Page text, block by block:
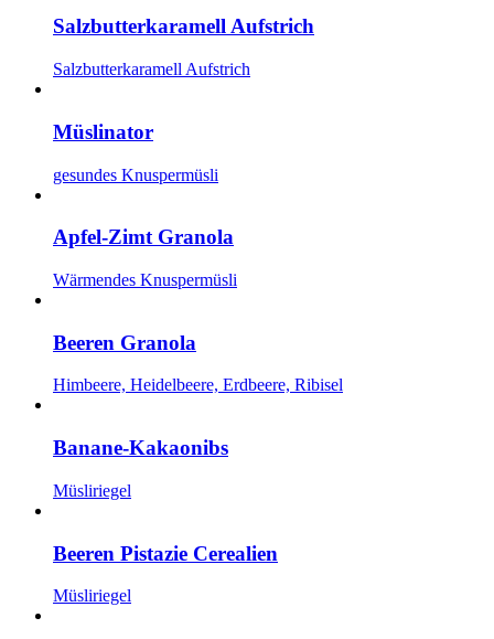
Salzbutterkaramell Aufstrich
Salzbutterkaramell Aufstrich
Müslinator
gesundes Knuspermüsli
Apfel-Zimt Granola
Wärmendes Knuspermüsli
Beeren Granola
Himbeere, Heidelbeere, Erdbeere, Ribisel
Banane-Kakaonibs
Müsliriegel
Beeren Pistazie Cerealien
Müsliriegel